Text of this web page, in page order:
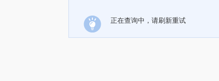
正在查询中，请刷新重试